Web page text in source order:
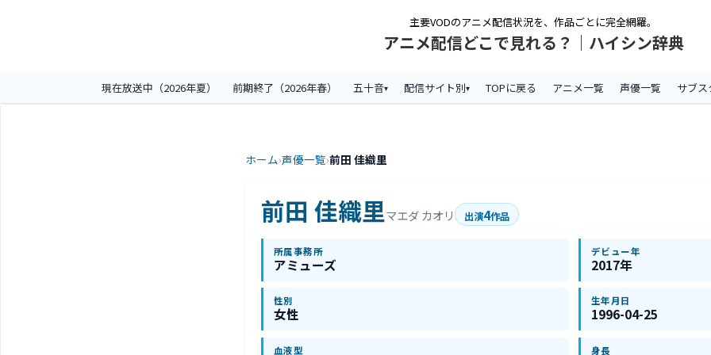
主要VODのアニメ配信状況を、作品ごとに完全網羅。
アニメ配信どこで見れる？｜ハイシン辞典
現在放送中（2026年夏） 前期終了（2026年春） 五十音 配信サイト別 TOPに戻る アニメ一覧 声優一覧 サブ
ホーム›声優一覧›前田 佳織里
前田 佳織里マエダ カオリ 出演4作品
所属事務所
アミューズ
デビュー年
2017年
性別
女性
生年月日
1996-04-25
血液型 身長